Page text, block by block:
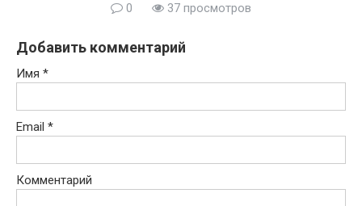
0 37 просмотров
Добавить комментарий
Имя *
Email *
Комментарий